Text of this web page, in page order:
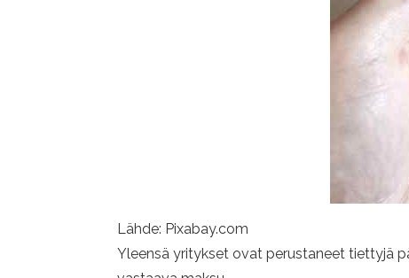
Lähde: Pixabay.com
Yleensä yritykset ovat perustaneet tiettyjä